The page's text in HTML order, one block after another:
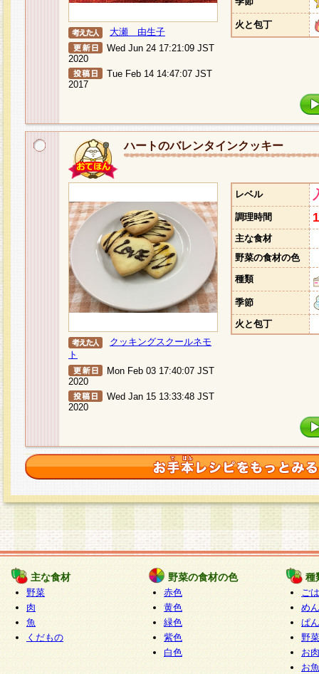
大瀬 由生子
Wed Jun 24 17:21:09 JST
2020
Tue Feb 14 14:47:07 JST
2017
火と包丁
ハートのバレンタインクッキー
クッキングスクールネモ
ト
Mon Feb 03 17:40:07 JST
2020
Wed Jan 15 13:33:48 JST
2020
レベル
調理時間
主な食材
野菜の食材の色
種類
季節
火と包丁
主な食材
野菜
肉
魚
くだもの
野菜の食材の色
赤色
黄色
緑色
紫色
白色
種
ご
めん
ぱん
野
お
お